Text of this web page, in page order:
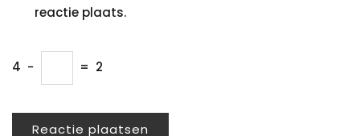
reactie plaats.
4 − = 2